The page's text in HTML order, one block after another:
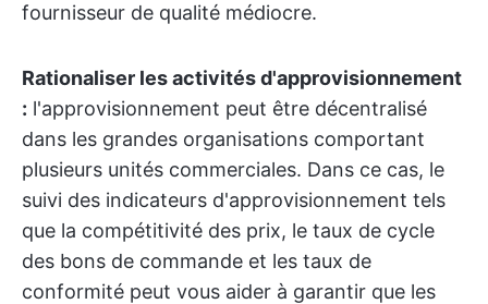
fournisseur de qualité médiocre.
Rationaliser les activités d'approvisionnement
: l'approvisionnement peut être décentralisé
dans les grandes organisations comportant
plusieurs unités commerciales. Dans ce cas, le
suivi des indicateurs d'approvisionnement tels
que la compétitivité des prix, le taux de cycle
des bons de commande et les taux de
conformité peut vous aider à garantir que les